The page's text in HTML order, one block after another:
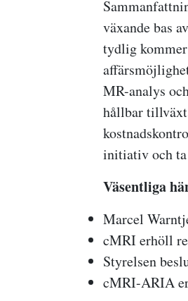
växande bas
tydlig
MR-analys
hållbar
initiativ och
Väsentliga
Marcel
cMRI erhöll
Styrelsen
cMRI-ARIA